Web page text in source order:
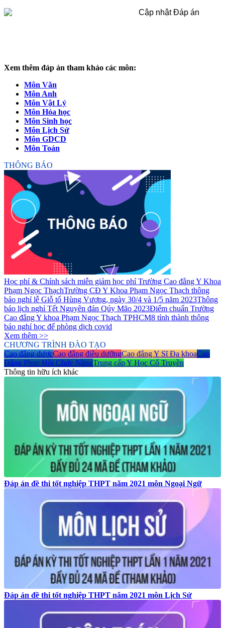
Xem thêm đáp án tham khảo các môn:
Môn Văn
Môn Anh
Môn Vật Lý
Môn Hóa học
Môn Sinh học
Môn Lịch Sử
Môn GDCD
Môn Toán
THÔNG BÁO
Học phí & Chính sách miễn giảm học phí Trường Cao đẳng Y Khoa
Phạm Ngọc ThạchTrường CĐ Y Khoa Phạm Ngọc Thạch thông
báo nghỉ lễ Giỗ tổ Hùng Vương, ngày 30/4 và 1/5 năm 2023Thông
báo lịch nghỉ Tết Nguyên đán Qúy Mão 2023Điểm chuẩn Trường
Cao đẳng Y khoa Phạm Ngọc Thạch TPHCM8 tỉnh thành thông
báo nghỉ học để phòng dịch covid
Xem thêm >>
CHƯƠNG TRÌNH ĐÀO TẠO
Cao đẳng dượcCao đẳng điều dưỡngCao đẳng Y Sĩ Đa khoaCao
Đẳng Phục Hồi Chức NăngTrung cấp Y Học Cổ Truyền
Thông tin hữu ích khác
Đáp án đề thi tốt nghiệp THPT năm 2021 môn Ngoại Ngữ
Đáp án đề thi tốt nghiệp THPT năm 2021 môn Lịch Sử